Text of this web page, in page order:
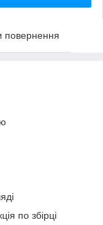
повернення
по збірці